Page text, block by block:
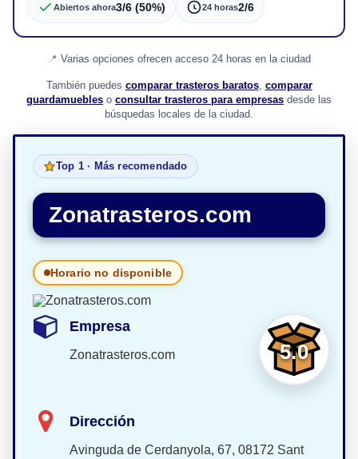
Abiertos ahora3/6 (50%) 24 horas2/6
Varias opciones ofrecen acceso 24 horas en la ciudad
También puedes comparar trasteros baratos, comparar
guardamuebles o consultar trasteros para empresas desde las
búsquedas locales de la ciudad.
Top 1 · Más recomendado
Zonatrasteros.com
Horario no disponible
5.0
Empresa
Zonatrasteros.com
Dirección
Avinguda de Cerdanyola, 67, 08172 Sant